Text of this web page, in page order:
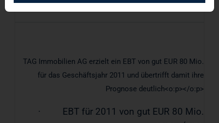
21.02.2012 / 08:00
TAG Immobilien AG erzielt ein EBT von gut EUR 80 Mio.
für das Geschäftsjahr 2011 und übertrifft damit ihre
Prognose deutlich<o:p></o:p>
·
EBT für 2011 von gut EUR 80 Mio.